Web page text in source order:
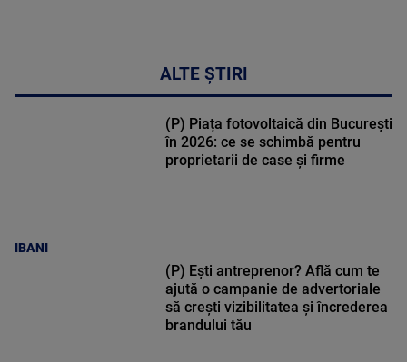
ALTE ȘTIRI
IBANI
(P) Piața fotovoltaică din București
în 2026: ce se schimbă pentru
proprietarii de case și firme
(P) Ești antreprenor? Află cum te
ajută o campanie de advertoriale
să crești vizibilitatea și încrederea
brandului tău